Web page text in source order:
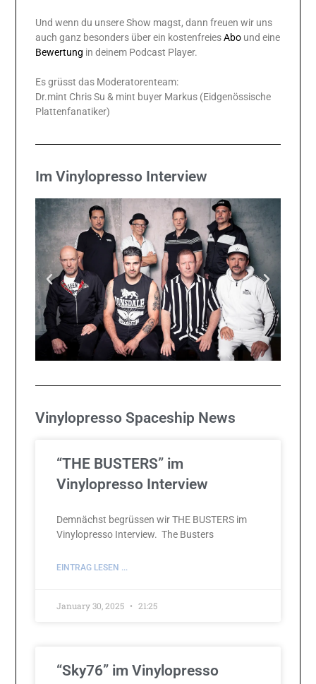
Und wenn du unsere Show magst, dann freuen wir uns
auch ganz besonders über ein kostenfreiesAbound eine
Bewertung in deinem Podcast Player.
Es grüsst das Moderatorenteam:
Dr.mint Chris Su & mint buyer Markus (Eidgenössische
Plattenfanatiker)
Im Vinylopresso Interview
Vinylopresso Spaceship News
“THE BUSTERS” im
Vinylopresso Interview
Demnächst begrüssen wir THE BUSTERS im
Vinylopresso Interview. The Busters
EINTRAG LESEN ...
January 30, 2025 21:25
“Sky76” im Vinylopresso